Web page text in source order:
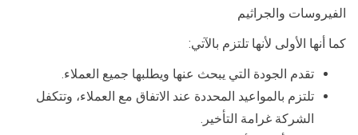
الفيروسات والجراثيم
كما أنها الأولى لأنها تلتزم بالآتي:
تقدم الجودة التي يبحث عنها ويطلبها جميع العملاء.
تلتزم بالمواعيد المحددة عند الاتفاق مع العملاء، وتتكفل
الشركة غرامة التأخير.